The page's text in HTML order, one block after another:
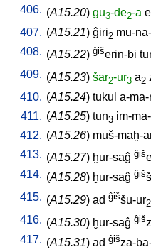
406. (A15.20) gu3-de2-a
407. (A15.21) ĝiri2 mu-
408. (A15.22) ĝišerin-bi
409. (A15.23) šar2-ur3 a2
410. (A15.24) tukul a-ma-
411. (A15.25) tun3 im-
412. (A15.26) muš-maḫ-
413. (A15.27) ḫur-saĝ ĝiš
414. (A15.28) ḫur-saĝ ĝiš
415. (A15.29) ad ĝiššu-ur2
416. (A15.30) ḫur-saĝ ĝiš
417. (A15.31) ad ĝišza-